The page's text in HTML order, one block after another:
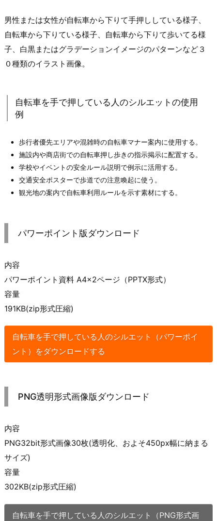
男性または女性が自転車から下りて手押ししている様子、
自転車から下りている様子、自転車から下りて歩いてる様
子、白黒またはグラデーションイメージのパターンなど３
０種類のイラスト画像。
自転車を手で押している人のシルエットの使用
例
歩行者優先エリアや混雑時の自転車マナー案内に使用する。
施設内や商店街での自転車押し歩きの指示掲示に配置する。
学校やイベントの安全ルール説明で例示に活用する。
交通安全ポスターで歩道での注意喚起に使う。
観光地の案内で自転車利用ルールを示す素材にする。
パワーポイント版ダウンロード
内容
パワーポイント資料 A4×2ページ（PPTX形式）
容量
191KB(zip形式圧縮)
自転車を手で押している人のシルエット（パワーポイ
ント）をダウンロードする
PNG透明形式画像版ダウンロード
内容
PNG32bit形式画像30枚(透明化、およそ450px幅に納まる
サイズ)
容量
302KB(zip形式圧縮)
自転車を手で押している人のシルエット（PNG形式画